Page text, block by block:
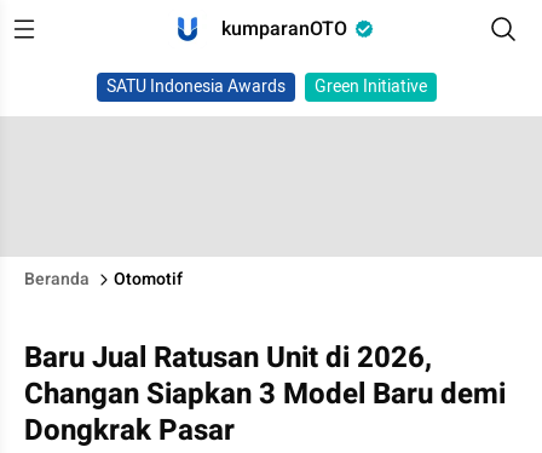
kumparanOTO
SATU Indonesia Awards Green Initiative
Beranda Otomotif
Baru Jual Ratusan Unit di 2026,
Changan Siapkan 3 Model Baru demi
Dongkrak Pasar